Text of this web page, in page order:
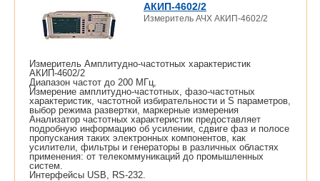
АКИП-4602/2
Измеритель АЧХ АКИП-4602/2
Измеритель Амплитудно-частотных характеристик
АКИП-4602/2
Диапазон частот до 200 МГц,
Измерение амплитудно-частотных, фазо-частотных
характеристик, частотной избирательности и S параметров,
выбор режима развертки, маркерные измерения
Анализатор частотных характеристик предоставляет
подробную информацию об усилении, сдвиге фаз и полосе
пропускания таких электронных компонентов, как
усилители, фильтры и генераторы в различных областях
применения: от телекоммуникаций до промышленных
систем.
Интерфейсы USB, RS-232.